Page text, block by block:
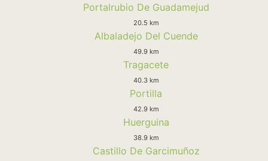
Portalrubio De Guadamejud
20.5 km
Albaladejo Del Cuende
49.9 km
Tragacete
40.3 km
Portilla
42.9 km
Huerguina
38.9 km
Castillo De Garcimuñoz